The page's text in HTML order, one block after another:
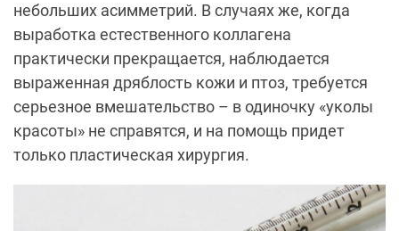
небольших асимметрий. В случаях же, когда
выработка естественного коллагена
практически прекращается, наблюдается
выраженная дряблость кожи и птоз, требуется
серьезное вмешательство – в одиночку «уколы
красоты» не справятся, и на помощь придет
только пластическая хирургия.